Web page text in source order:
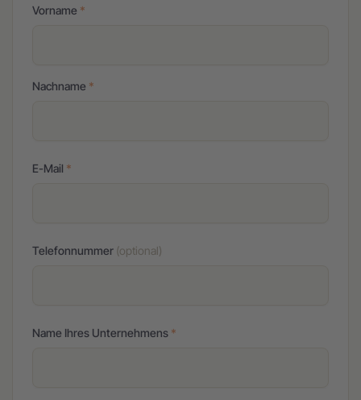
Vorname *
Nachname *
E-Mail *
Telefonnummer (optional)
Name Ihres Unternehmens *